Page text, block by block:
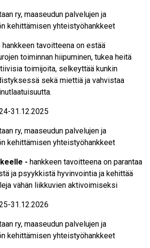
ry, maaseudun palvelujen ja
kehittämisen yhteistyöhankkeet
hankkeen tavoitteena on estää
toiminnan hiipuminen, tukea heitä
toimijoita, selkeyttää kunkin
sekä miettiä ja vahvistaa
31.12.2025
ry, maaseudun palvelujen ja
kehittämisen yhteistyöhankkeet
- hankkeen tavoitteena on parantaa
ja psyykkistä hyvinvointia ja kehittää
vähän liikkuvien aktivoimiseksi
31.12.2026
ry, maaseudun palvelujen ja
kehittämisen yhteistyöhankkeet